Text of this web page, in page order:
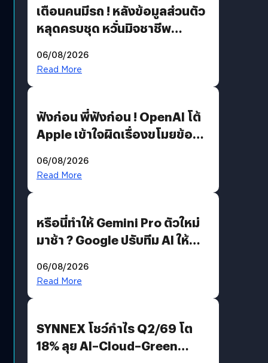
เตือนคนมีรถ ! หลังข้อมูลส่วนตัว
หลุดครบชุด หวั่นมิจชาชีพ
รหัสผ่านหลุด ไม่ใช่แฮ็กเกอร์
06/08/2026
Read More
ฟังก่อน พี่ฟังก่อน ! OpenAI โต้
Apple เข้าใจผิดเรื่องขโมยข้อมูล
06/08/2026
Read More
หรือนี่ทำให้ Gemini Pro ตัวใหม่
มาช้า ? Google ปรับทีม AI ให้
AGI
06/08/2026
Read More
SYNNEX โชว์กำไร Q2/69 โต
18% ลุย AI–Cloud–Green